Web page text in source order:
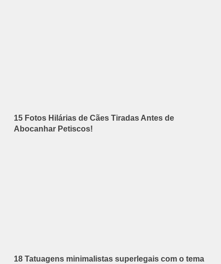
15 Fotos Hilárias de Cães Tiradas Antes de
Abocanhar Petiscos!
18 Tatuagens minimalistas superlegais com o tema